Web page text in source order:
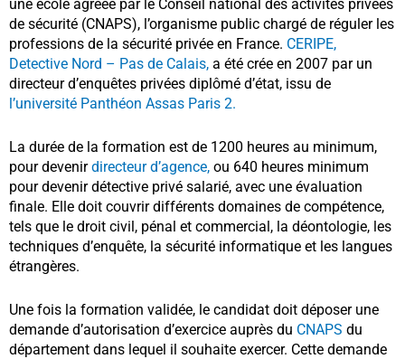
une école agréée par le Conseil national des activités privées
de sécurité (CNAPS), l’organisme public chargé de réguler les
professions de la sécurité privée en France. CERIPE,
Detective Nord – Pas de Calais, a été crée en 2007 par un
directeur d’enquêtes privées diplômé d’état, issu de
l’université Panthéon Assas Paris 2.
La durée de la formation est de 1200 heures au minimum,
pour devenirdirecteur d’agence, ou 640 heures minimum
pour devenir détective privé salarié, avec une évaluation
finale. Elle doit couvrir différents domaines de compétence,
tels que le droit civil, pénal et commercial, la déontologie, les
techniques d’enquête, la sécurité informatique et les langues
étrangères.
Une fois la formation validée, le candidat doit déposer une
demande d’autorisation d’exercice auprès du CNAPS du
département dans lequel il souhaite exercer. Cette demande